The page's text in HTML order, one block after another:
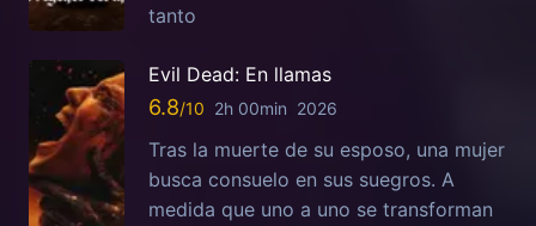
tanto
Evil Dead: En llamas
6.8 2h 00min 2026
Tras la muerte de su esposo, una mujer
busca consuelo en sus suegros. A
medida que uno a uno se transforman